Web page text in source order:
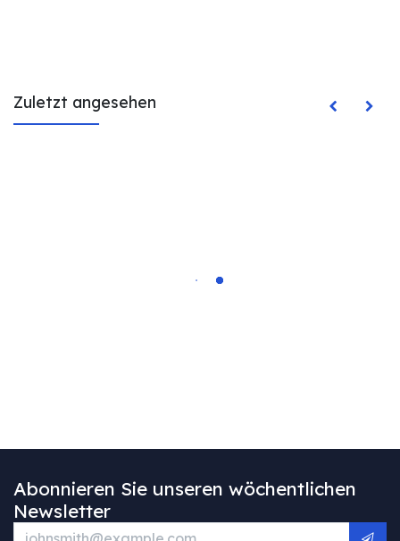
Zuletzt angesehen
Abonnieren Sie unseren wöchentlichen
Newsletter